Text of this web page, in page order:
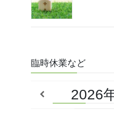
臨時休業など
2026